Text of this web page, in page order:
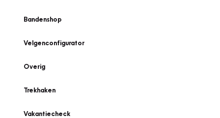
Bandenshop
Velgenconfigurator
Overig
Trekhaken
Vakantiecheck